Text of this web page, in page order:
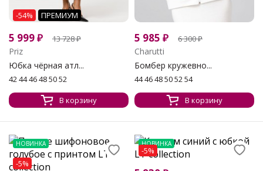
-54% ПРЕМИУМ
5 999₽ 13 728₽
Priz
Юбка чёрная атл...
42 44 46 48 50 52
В корзину
5 985 ₽ 6 300₽
Charutti
Бомбер кружевно...
44 46 48 50 52 54
В корзину
НОВИНКА
-5%
НОВИНКА
-5%